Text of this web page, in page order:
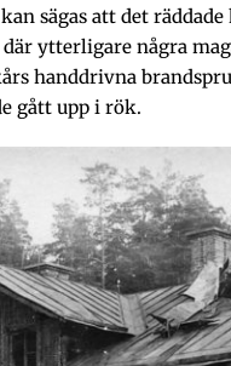
sägas att det
ytterligare några
handdrivna
gått upp i rök.